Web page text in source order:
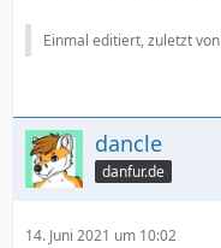
Einmal editiert, zuletzt von
dancle
danfur.de
14. Juni 2021 um 10:02